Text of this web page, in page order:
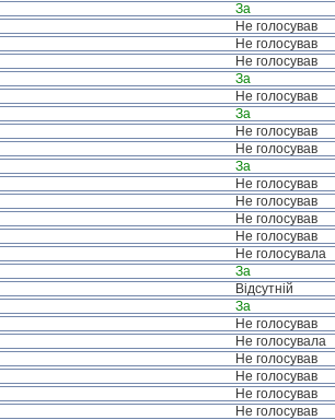
За
Не голосував
Не голосував
Не голосував
За
Не голосував
За
Не голосував
Не голосував
За
Не голосував
Не голосував
Не голосував
Не голосував
Не голосувала
За
Відсутній
За
Не голосував
Не голосувала
Не голосував
Не голосував
Не голосував
Не голосував